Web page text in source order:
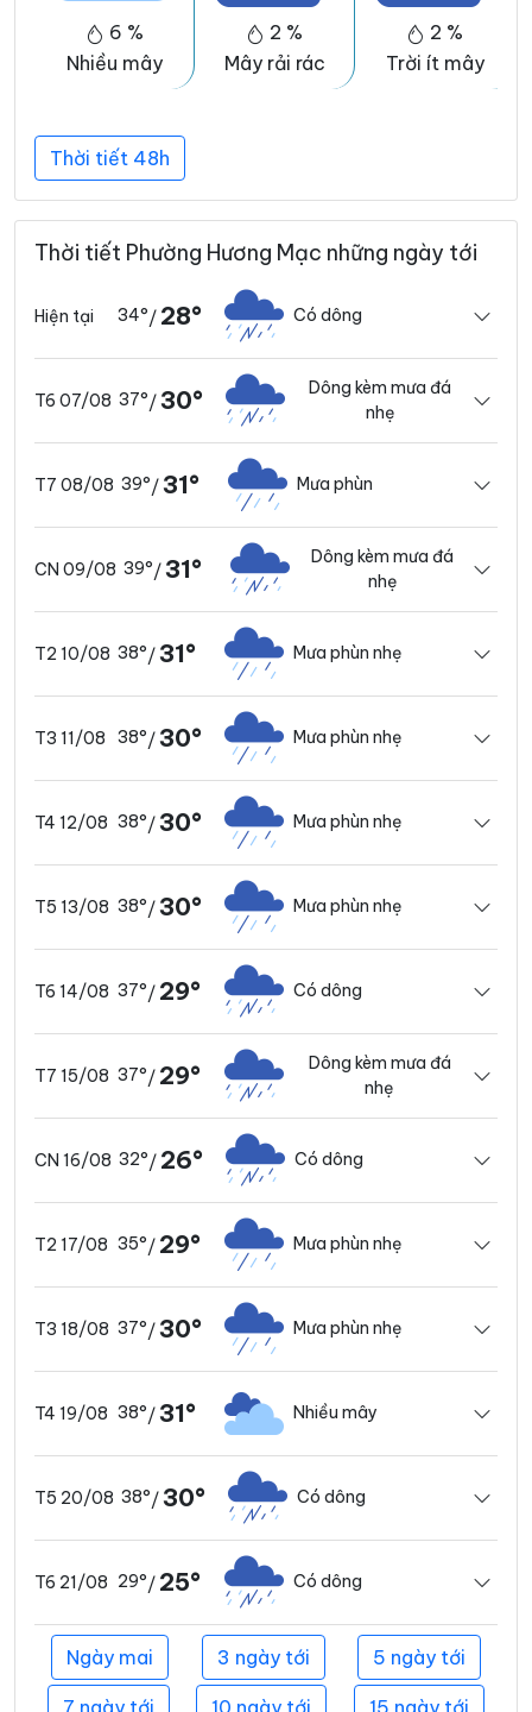
6 %
Nhiều mây
2 %
Mây rải rác
2 %
Trời ít mây
Thời tiết 48h
Thời tiết Phường Hương Mạc những ngày tới
Hiện tại 34°/ 28° Có dông
T6 07/08 37°/30°
Dông kèm mưa đá
nhẹ
T7 08/08 39°/31° Mưa phùn
CN 09/08 39°/31°
Dông kèm mưa đá
nhẹ
T2 10/08 38°/31° Mưa phùn nhẹ
T3 11/08 38°/30° Mưa phùn nhẹ
T4 12/08 38°/30° Mưa phùn nhẹ
T5 13/08 38°/30° Mưa phùn nhẹ
T6 14/08 37°/ 29° Có dông
T7 15/08 37°/ 29°
Dông kèm mưa đá
nhẹ
CN 16/08 32°/ 26° Có dông
T2 17/08 35°/ 29° Mưa phùn nhẹ
T3 18/08 37°/30° Mưa phùn nhẹ
T4 19/08 38°/31° Nhiều mây
T5 20/08 38°/30° Có dông
T6 21/08 29°/ 25° Có dông
Ngày mai 3 ngày tới 5 ngày tới
7 ngày tới 10 ngày tới 15 ngày tới